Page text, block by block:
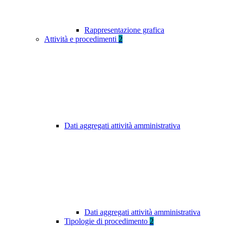
Rappresentazione grafica
Attività e procedimenti 2
Dati aggregati attività amministrativa
Dati aggregati attività amministrativa
Tipologie di procedimento 2